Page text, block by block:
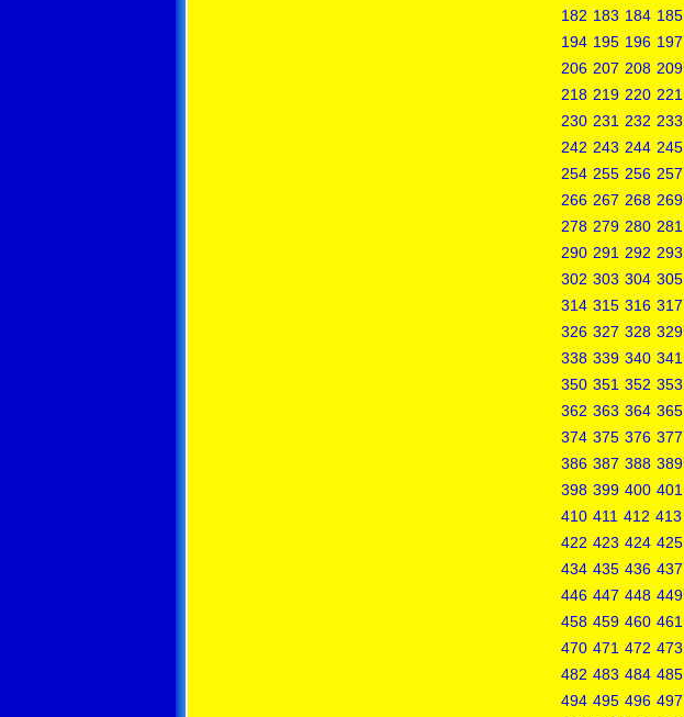
182 183 184 185
194 195 196 197
206 207 208 209
218 219 220 221
230 231 232 233
242 243 244 245
254 255 256 257
266 267 268 269
278 279 280 281
290 291 292 293
302 303 304 305
314 315 316 317
326 327 328 329
338 339 340 341
350 351 352 353
362 363 364 365
374 375 376 377
386 387 388 389
398 399 400 401
410 411 412 413
422 423 424 425
434 435 436 437
446 447 448 449
458 459 460 461
470 471 472 473
482 483 484 485
494 495 496 497